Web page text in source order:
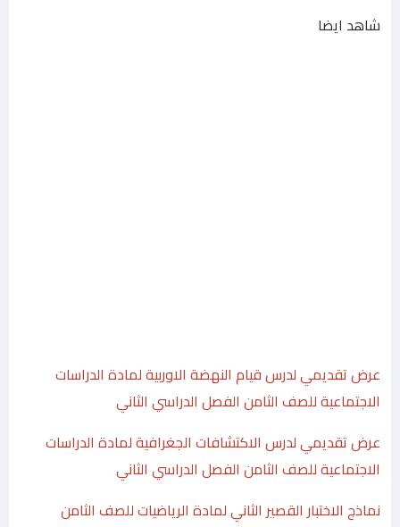
شاهد ايضا
عرض تقديمي لدرس قيام النهضة الاوربية لمادة الدراسات
الاجتماعية للصف الثامن الفصل الدراسي الثاني
عرض تقديمي لدرس الاكتشافات الجغرافية لمادة الدراسات
الاجتماعية للصف الثامن الفصل الدراسي الثاني
نماذج الاختبار القصير الثاني لمادة الرياضيات للصف الثامن